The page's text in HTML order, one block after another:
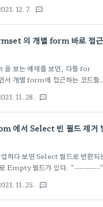
print..
django/
Filter.html Django 내장 템플
로그래머
일단 아래 3개를 사용
모든 개행 문자를 로 바꿈
-> joel is a slug {{
}} escape 문자열의
다.
12. 7. textsms
의 개별 form 바로 접
보는 예제를 보면, 다들 for
개별 form에 접근하는 코드들
장 기본 예제는 아래와 같다.
en/
}} {% for
%} {{ form.title }} {{
}} {% if
}} {% endif %} {%
서 form 중에 0번째 놈을 접근
도 했는데 실패 forms..
11. 28. textsms
에서 Select 빈 필드 제거
하다 보면 Select 필드로 변환되
Empty 필드가 있다. "----------"
깐 괜찮지만 없애고 싶다면 아래 글
필드가 나타나는 형태는 아래 그림
11. 25. textsms